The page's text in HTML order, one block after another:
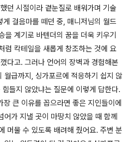
던 시절이라 곁눈질로 배워가며 기술
게 걸음마를 떼던 중, 매니저님의 월드
을 계기로 바텐더의 꿈을 더욱 키우기
럼 칵테일을 새롭게 창조하는 것에 요
다고. 그러나 언어의 장벽과 경험해본
월급까지, 싱가포르에 적응하기 쉽지 않
들지 않았냐는 질문에 이렇게 답한다.
큰 이유를 꼽으라면 좋은 지인들이에
가 지낼 곳이 마땅치 않았을 때 함께
머물 수 있도록 배려해 줬어요. 주변 분